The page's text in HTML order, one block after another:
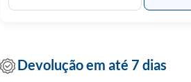
Devolução em até 7 dias